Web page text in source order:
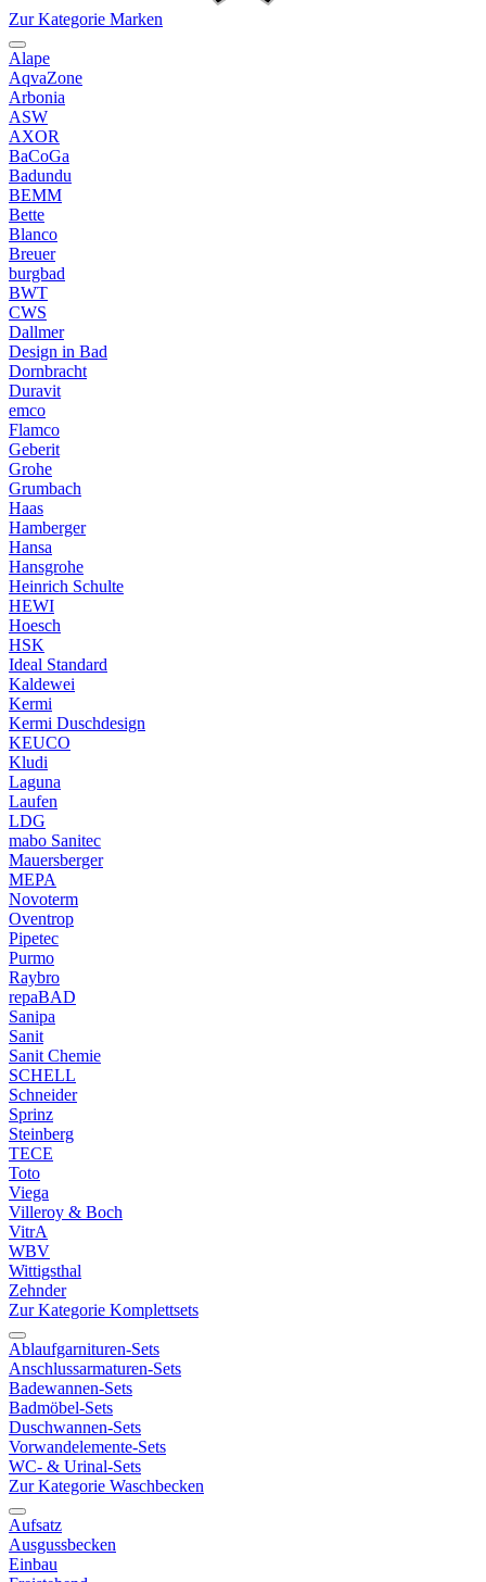
Zur Kategorie Marken
Alape
AqvaZone
Arbonia
ASW
AXOR
BaCoGa
Badundu
BEMM
Bette
Blanco
Breuer
burgbad
BWT
CWS
Dallmer
Design in Bad
Dornbracht
Duravit
emco
Flamco
Geberit
Grohe
Grumbach
Haas
Hamberger
Hansa
Hansgrohe
Heinrich Schulte
HEWI
Hoesch
HSK
Ideal Standard
Kaldewei
Kermi
Kermi Duschdesign
KEUCO
Kludi
Laguna
Laufen
LDG
mabo Sanitec
Mauersberger
MEPA
Novoterm
Oventrop
Pipetec
Purmo
Raybro
repaBAD
Sanipa
Sanit
Sanit Chemie
SCHELL
Schneider
Sprinz
Steinberg
TECE
Toto
Viega
Villeroy & Boch
VitrA
WBV
Wittigsthal
Zehnder
Zur Kategorie Komplettsets
Ablaufgarnituren-Sets
Anschlussarmaturen-Sets
Badewannen-Sets
Badmöbel-Sets
Duschwannen-Sets
Vorwandelemente-Sets
WC- & Urinal-Sets
Zur Kategorie Waschbecken
Aufsatz
Ausgussbecken
Einbau